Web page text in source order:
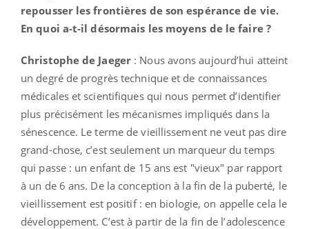
repousser les frontières de son espérance de vie.
En quoi a-t-il désormais les moyens de le faire ?
Christophe de Jaeger : Nous avons aujourd’hui atteint
un degré de progrès technique et de connaissances
médicales et scientifiques qui nous permet d’identifier
plus précisément les mécanismes impliqués dans la
sénescence. Le terme de vieillissement ne veut pas dire
grand-chose, c’est seulement un marqueur du temps
qui passe : un enfant de 15 ans est "vieux" par rapport
à un de 6 ans. De la conception à la fin de la puberté, le
vieillissement est positif : en biologie, on appelle cela le
développement. C’est à partir de la fin de l’adolescence